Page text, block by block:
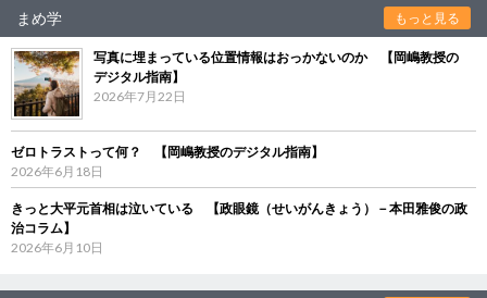
まめ学 もっと見る
写真に埋まっている位置情報はおっかないのか 【岡嶋教授の
デジタル指南】
2026年7月22日
ゼロトラストって何？ 【岡嶋教授のデジタル指南】
2026年6月18日
きっと大平元首相は泣いている 【政眼鏡（せいがんきょう）－本田雅俊の政
治コラム】
2026年6月10日